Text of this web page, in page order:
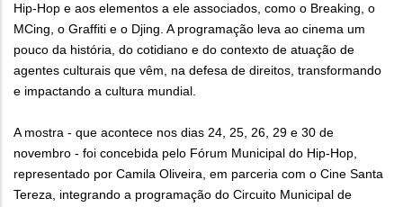
Hip-Hop e aos elementos a ele associados, como o Breaking, o
MCing, o Graffiti e o Djing. A programação leva ao cinema um
pouco da história, do cotidiano e do contexto de atuação de
agentes culturais que vêm, na defesa de direitos, transformando
e impactando a cultura mundial.
A mostra - que acontece nos dias 24, 25, 26, 29 e 30 de
novembro - foi concebida pelo Fórum Municipal do Hip-Hop,
representado por Camila Oliveira, em parceria com o Cine Santa
Tereza, integrando a programação do Circuito Municipal de